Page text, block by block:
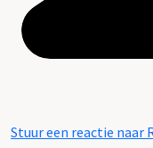
Stuur een reactie naar